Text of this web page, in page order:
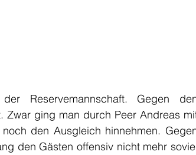
Reservemannschaft. Gegen
Zwar ging man durch Peer Andreas
den Ausgleich hinnehmen.
den Gästen offensiv nicht mehr